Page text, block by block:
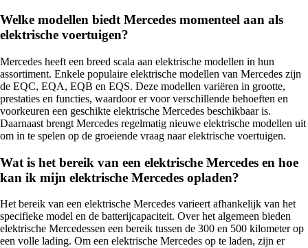
Welke modellen biedt Mercedes momenteel aan als
elektrische voertuigen?
Mercedes heeft een breed scala aan elektrische modellen in hun
assortiment. Enkele populaire elektrische modellen van Mercedes zijn
de EQC, EQA, EQB en EQS. Deze modellen variëren in grootte,
prestaties en functies, waardoor er voor verschillende behoeften en
voorkeuren een geschikte elektrische Mercedes beschikbaar is.
Daarnaast brengt Mercedes regelmatig nieuwe elektrische modellen uit
om in te spelen op de groeiende vraag naar elektrische voertuigen.
Wat is het bereik van een elektrische Mercedes en hoe
kan ik mijn elektrische Mercedes opladen?
Het bereik van een elektrische Mercedes varieert afhankelijk van het
specifieke model en de batterijcapaciteit. Over het algemeen bieden
elektrische Mercedessen een bereik tussen de 300 en 500 kilometer op
een volle lading. Om een elektrische Mercedes op te laden, zijn er